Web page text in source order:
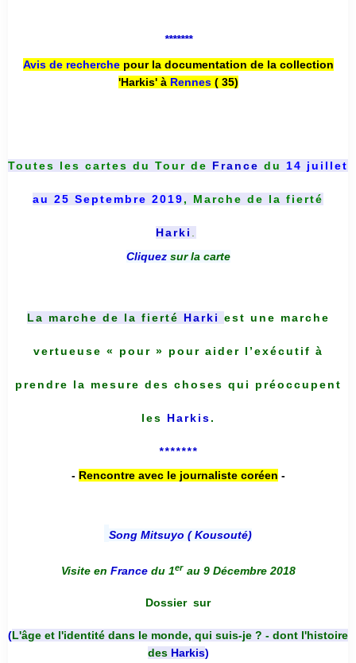
*******
Avis de recherche pour la documentation de la collection
'Harkis' à Rennes( 35)
Toutes les cartes du Tour de France du 14 juillet
au 25 Septembre 2019, Marche de la fierté
Harki
Cliquez sur la carte
La marche de la fierté Harki est une marche
vertueuse « pour » pour aider l’exécutif à
prendre la mesure des choses qui préoccupent
les Harkis.
*******
- Rencontre avec le journaliste coréen -
Song Mitsuyo ( Kousouté)
Visite en France du 1er au 9 Décembre 2018
Dossier sur
(L'âge et l'identité dans le monde, qui suis-je ? - dont l'histoire
des Harkis)